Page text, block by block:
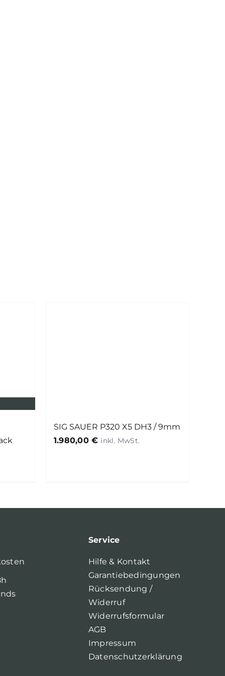
SIG SAUER P320 X5 DH3 / 9mm
1.980,00€
Service
Hilfe & Kontakt
Garantiebedingungen
Rücksendung /
Widerruf
Widerrufsformular
AGB
Impressum
Datenschutzerklärung